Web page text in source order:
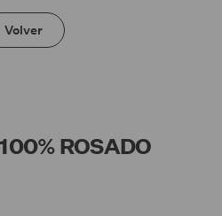
Volver
ROSADO